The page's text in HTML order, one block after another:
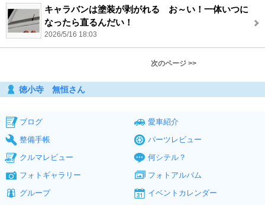
キャラバンは塗装が剥がれる お～い！一体いつに
なったら直るんだい！
2026/5/16 18:03
次のページ >>
徳小寺 無恒さん
ブログ
愛車紹介
整備手帳
パーツレビュー
クルマレビュー
何シテル？
フォトギャラリー
フォトアルバム
グループ
イベントカレンダー